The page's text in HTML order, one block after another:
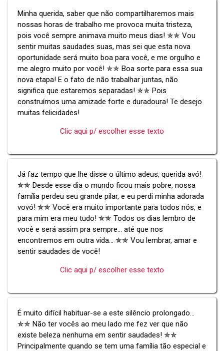
Minha querida, saber que não compartilharemos mais
nossas horas de trabalho me provoca muita tristeza,
pois você sempre animava muito meus dias! ✯✯ Vou
sentir muitas saudades suas, mas sei que esta nova
oportunidade será muito boa para você, e me orgulho e
me alegro muito por você! ✯✯ Boa sorte para essa sua
nova etapa! E o fato de não trabalhar juntas, não
significa que estaremos separadas! ✯✯ Pois
construímos uma amizade forte e duradoura! Te desejo
muitas felicidades!
Clic aqui p/ escolher esse texto
Já faz tempo que lhe disse o último adeus, querida avó!
✯✯ Desde esse dia o mundo ficou mais pobre, nossa
família perdeu seu grande pilar, e eu perdi minha adorada
vovó! ✯✯ Você era muito importante para todos nós, e
para mim era meu tudo! ✯✯ Todos os dias lembro de
você e será assim pra sempre... até que nos
encontremos em outra vida... ✯✯ Vou lembrar, amar e
sentir saudades de você!
Clic aqui p/ escolher esse texto
É muito difícil habituar-se a este silêncio prolongado...
✯✯ Não ter vocês ao meu lado me fez ver que não
existe beleza nenhuma em sentir saudades! ✯✯
Principalmente quando se tem uma família tão especial e